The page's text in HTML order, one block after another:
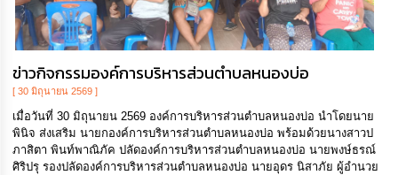
ข่าวกิจกรรมองค์การบริหารส่วนตำบลหนองบ่อ
[ 30 มิถุนายน 2569 ]
เมื่อวันที่ 30 มิถุนายน 2569 องค์การบริหารส่วนตำบลหนองบ่อ นำโดยนาย
พินิจ ส่งเสริม นายกองค์การบริหารส่วนตำบลหนองบ่อ พร้อมด้วยนางสาวป
ภาสิตา พินท์พาณิภัค ปลัดองค์การบริหารส่วนตำบลหนองบ่อ นายพงษ์ธรณ์
ศิริปรุ รองปลัดองค์การบริหารส่วนตำบลหนองบ่อ นายอุดร นิสาภัย ผู้อำนวย